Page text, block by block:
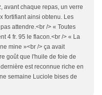
avant chaque repas, un verre
fortifiant ainsi obtenu. Les
attendre.<br /> « Toutes
4 fr. 95 le flacon.<br /> « La
mine »<br /> ça avait
goût que l'huile de foie de
est reconnue riche en
semaine Luciole bises de